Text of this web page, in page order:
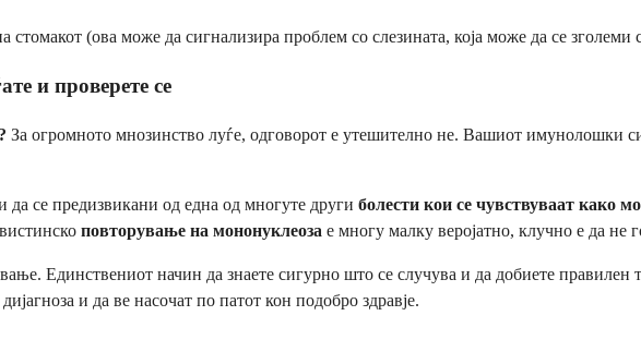
стомакот (ова може да сигнализира проблем со слезината, која може да се зголеми
и проверете се
За огромното мнозинство луѓе, одговорот е утешително не. Вашиот имунолошки
се предизвикани од една од многуте други болести кои се чувствуваат како
повторување на мононуклеоза е многу малку веројатно, клучно е да не
Единствениот начин да знаете сигурно што се случува и да добиете правилен
и да ве насочат по патот кон подобро здравје.